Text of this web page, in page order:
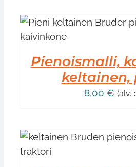
Pienoismalli,
keltainen,
8,00 € (alv.